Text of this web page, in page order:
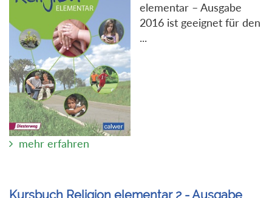
elementar – Ausgabe
2016 ist geeignet für den
...
mehr erfahren
Kursbuch Religion elementar 2 - Ausgabe